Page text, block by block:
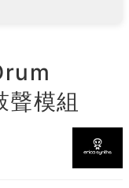
模組